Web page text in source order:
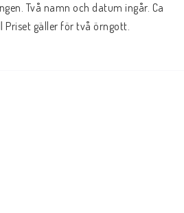
Två namn och datum ingår. Ca
Priset gäller för två örngott.